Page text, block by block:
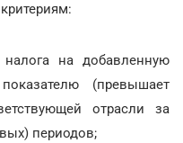
на добавленную
(превышает
отрасли за
периодов;